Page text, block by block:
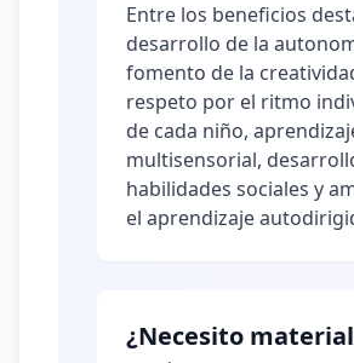
Entre los beneficios
desarrollo de la
fomento de la
respeto por el ritmo
de cada niño,
multisensorial,
habilidades sociales y
el aprendizaje
¿Necesito